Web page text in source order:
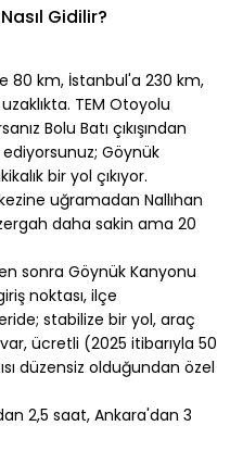
Gidilir?
80 km, İstanbul'a 230 km,
TEM Otoyolu
Bolu Batı çıkışından
Göynük
bir yol çıkıyor.
uğramadan Nallıhan
daha sakin ama 20
sonra Göynük Kanyonu
noktası, ilçe
stabilize bir yol, araç
ücretli (2025 itibarıyla 50
düzensiz olduğundan özel
2,5 saat, Ankara'dan 3